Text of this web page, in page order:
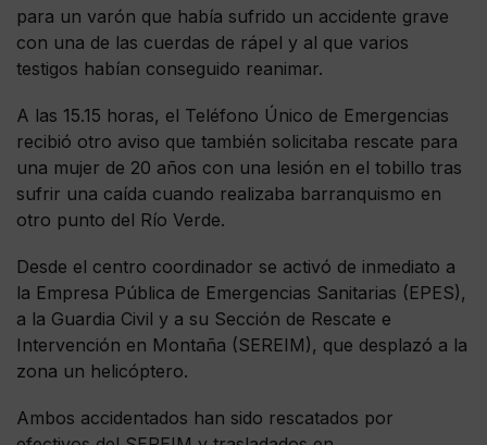
para un varón que había sufrido un accidente grave
con una de las cuerdas de rápel y al que varios
testigos habían conseguido reanimar.
A las 15.15 horas, el Teléfono Único de Emergencias
recibió otro aviso que también solicitaba rescate para
una mujer de 20 años con una lesión en el tobillo tras
sufrir una caída cuando realizaba barranquismo en
otro punto del Río Verde.
Desde el centro coordinador se activó de inmediato a
la Empresa Pública de Emergencias Sanitarias (EPES),
a la Guardia Civil y a su Sección de Rescate e
Intervención en Montaña (SEREIM), que desplazó a la
zona un helicóptero.
Ambos accidentados han sido rescatados por